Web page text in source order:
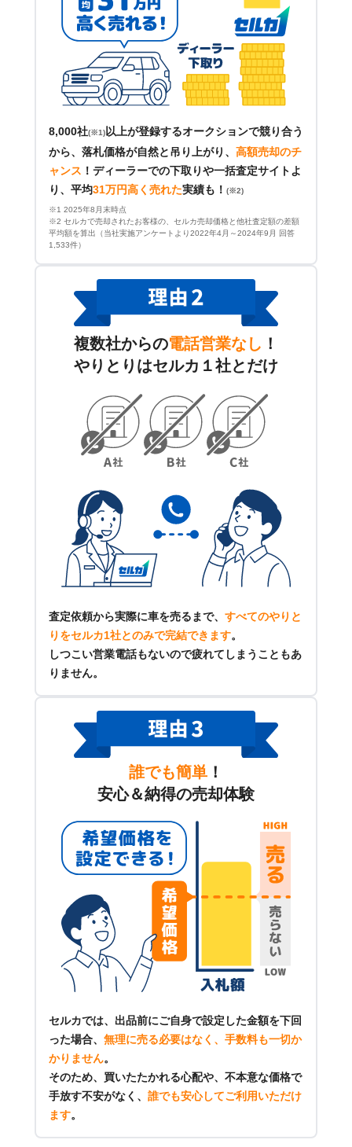
8,000社(※1)以上が登録するオークションで競り合う
から、落札価格が自然と吊り上がり、 高額売却のチ
ャンス ！ ディーラーでの下取りや一括査定サイトよ
り、平均31万円高く売れた実績も！ (※2)
※1 2025年8月末時点
※2 セルカで売却されたお客様の、セルカ売却価格と他社査定額の差額
平均額を算出（当社実施アンケートより2022年4月～2024年9月 回答
1,533件）
複数社からの電話営業なし ！
やりとりはセルカ１社とだけ
査定依頼から実際に車を売るまで、 すべてのやりと
りをセルカ1社とのみで完結できます。
しつこい営業電話もないので疲れてしまうこともあ
りません。
誰でも簡単 ！
安心＆納得の売却体験
セルカでは、出品前にご自身で設定した金額を下回
った場合、 無理に売る必要はなく、手数料も一切か
かりません。
そのため、買いたたかれる心配や、不本意な価格で
手放す不安がなく、 誰でも安心してご利用いただけ
ます。